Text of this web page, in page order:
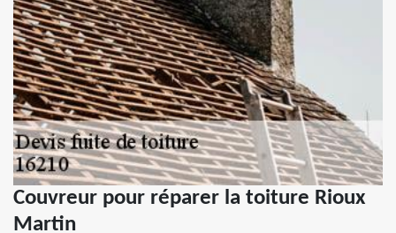
Couvreur pour réparer la toiture Rioux
Martin